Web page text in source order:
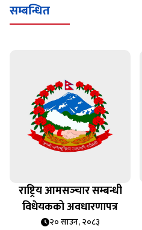
सम्बन्धित
राष्ट्रिय आमसञ्‍चार सम्बन्धी
विधेयकको अवधारणापत्र
२० साउन, २०८३